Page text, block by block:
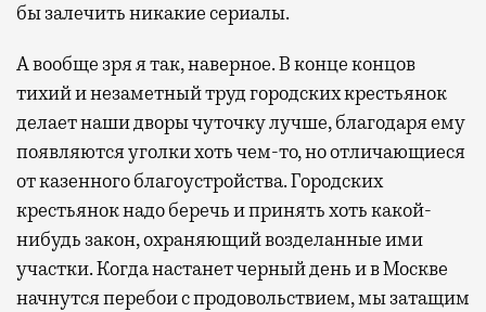
бы залечить никакие сериалы.
А вообще зря я так, наверное. В конце концов
тихий и незаметный труд городских крестьянок
делает наши дворы чуточку лучше, благодаря ему
появляются уголки хоть чем-то, но отличающиеся
от казенного благоустройства. Городских
крестьянок надо беречь и принять хоть какой-
нибудь закон, охраняющий возделанные ими
участки. Когда настанет черный день и в Москве
начнутся перебои с продовольствием, мы затащим